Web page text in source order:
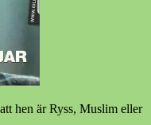
hen är Ryss, Muslim eller